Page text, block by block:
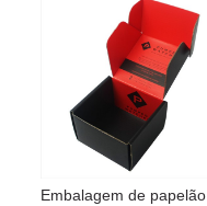
Embalagem de papelão